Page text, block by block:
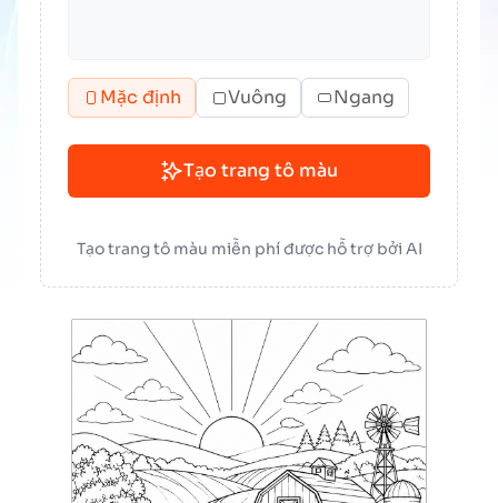
Mặc định Vuông Ngang
Tạo trang tô màu
Tạo trang tô màu miễn phí được hỗ trợ bởi AI